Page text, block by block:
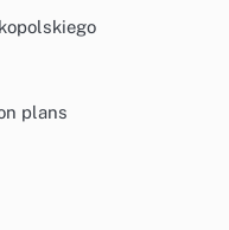
plans